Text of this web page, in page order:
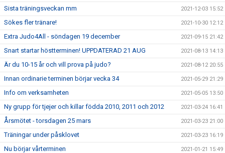
Sista träningsveckan mm 2021-12-03 15:52
Sökes fler tränare! 2021-10-30 12:12
Extra Judo4All - söndagen 19 december 2021-09-15 21:42
Snart startar höstterminen! UPPDATERAD 21 AUG 2021-08-13 14:13
Är du 10-15 år och vill prova på judo? 2021-08-12 20:55
Innan ordinarie terminen börjar vecka 34 2021-05-29 21:29
Info om verksamheten 2021-05-05 13:50
Ny grupp för tjejer och killar födda 2010, 2011 och 2012 2021-03-24 16:41
Årsmötet - torsdagen 25 mars 2021-03-23 21:00
Träningar under påsklovet 2021-03-23 16:19
Nu börjar vårterminen 2021-01-21 15:49